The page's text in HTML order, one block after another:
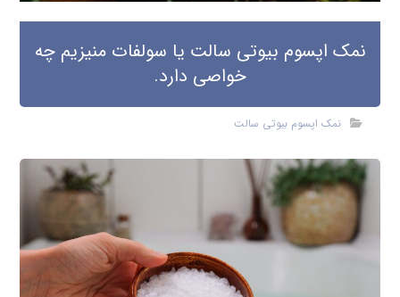
نمک اپسوم بیوتی سالت یا سولفات منیزیم چه
خواصی دارد.
نمک اپسوم بیوتی سالت